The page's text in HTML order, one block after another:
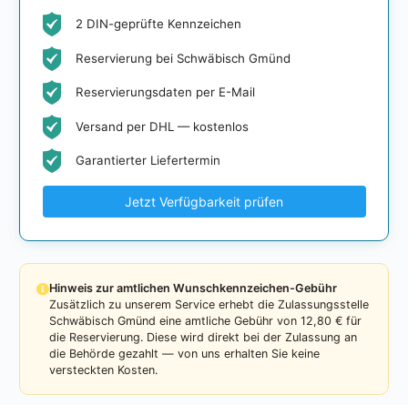
2 DIN-geprüfte Kennzeichen
Reservierung bei Schwäbisch Gmünd
Reservierungsdaten per E-Mail
Versand per DHL — kostenlos
Garantierter Liefertermin
Jetzt Verfügbarkeit prüfen
Hinweis zur amtlichen Wunschkennzeichen-Gebühr
Zusätzlich zu unserem Service erhebt die Zulassungsstelle
Schwäbisch Gmünd eine amtliche Gebühr von 12,80 € für
die Reservierung. Diese wird direkt bei der Zulassung an
die Behörde gezahlt — von uns erhalten Sie keine
versteckten Kosten.